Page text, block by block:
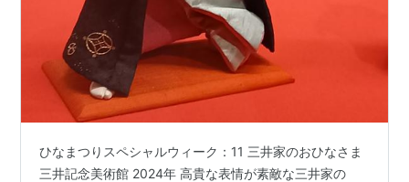
ひなまつりスペシャルウィーク：11 三井家のおひなさま
三井記念美術館 2024年 高貴な表情が素敵な三井家の